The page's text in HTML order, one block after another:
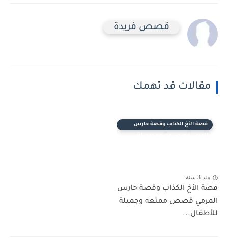
قصص فريدة
مقالات قد تهمك
قصة الأخ الكذاب وقصة حارس
منذ 3 سنة
قصة الأخ الكذاب وقصة حارس
المرمي قصص ممتعه وجميلة
للأطفال...